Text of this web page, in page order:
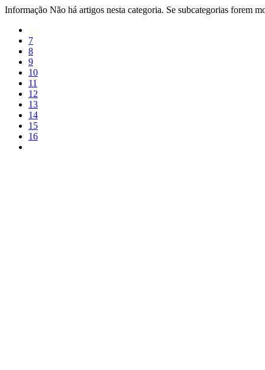
Informação Não há artigos nesta categoria. Se subcategorias forem
7
8
9
10
11
12
13
14
15
16